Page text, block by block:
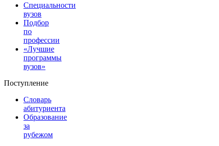
Специальности
вузов
Подбор
по
профессии
«Лучшие
программы
вузов»
Поступление
Словарь
абитуриента
Образование
за
рубежом